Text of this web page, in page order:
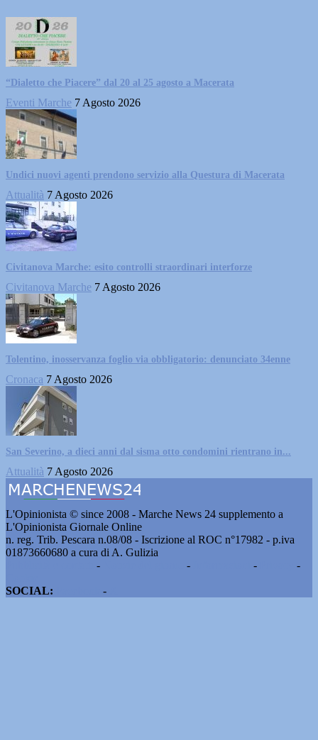
“Dialetto che Piacere” dal 20 al 25 agosto a Macerata
Eventi Marche 7 Agosto 2026
Undici nuovi agenti prendono servizio alla Questura di Macerata
Attualità 7 Agosto 2026
Civitanova Marche: esito controlli straordinari interforze
Civitanova Marche 7 Agosto 2026
Tolentino, inosservanza foglio via obbligatorio: denunciato 34enne
Cronaca 7 Agosto 2026
San Severino, a dieci anni dal sisma otto condomini rientrano in...
Attualità 7 Agosto 2026
L'Opinionista © since 2008 - Marche News 24 supplemento a
L'Opinionista Giornale Online
n. reg. Trib. Pescara n.08/08 - Iscrizione al ROC n°17982 - p.iva
01873660680 a cura di A. Gulizia
- - -
-
SOCIAL:
-